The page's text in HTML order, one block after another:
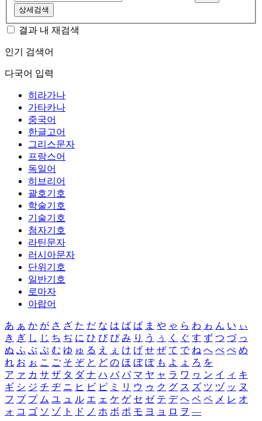
상세검색
결과 내 재검색
인기 검색어
다국어 입력
히라가나
가타카나
중국어
한글고어
그리스문자
프랑스어
독일어
히브리어
괄호기호
학술기호
기술기호
첨자기호
라틴문자
러시아문자
단위기호
일반기호
로마자
아랍어
あ ぁ か が さ ざ た だ な は ば ぱ ま や ゃ ら わ ゎ ん い ぃ
き ぎ し じ ち ぢ に ひ び ぴ み り う ぅ く ぐ す ず つ づ っ
ぬ ふ ぶ ぷ む ゆ ゅ る え ぇ け げ せ ぜ て で ね へ べ ぺ め
れ お ぉ こ ご そ ぞ と ど の ほ ぼ ぽ も よ ょ ろ を
ア ァ カ サ ザ タ ダ ナ ハ バ パ マ ヤ ャ ラ ワ ヮ ン イ ィ キ
ギ シ ジ チ ヂ ニ ヒ ビ ピ ミ リ ウ ゥ ク グ ス ズ ツ ヅ ッ ヌ
フ ブ プ ム ユ ュ ル エ ェ ケ ゲ セ ゼ テ デ ヘ ベ ペ メ レ オ
ォ コ ゴ ソ ゾ ト ド ノ ホ ボ ポ モ ヨ ョ ロ ヲ ―